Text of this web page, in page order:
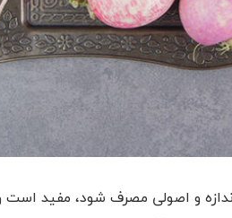
و اصولی مصرف شود، مفید